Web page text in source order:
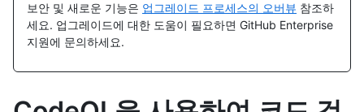
보안 및 새로운 기능은 업그레이드 프로세스의 오버뷰 참조하
세요. 업그레이드에 대한 도움이 필요하면 GitHub Enterprise
지원에 문의하세요.